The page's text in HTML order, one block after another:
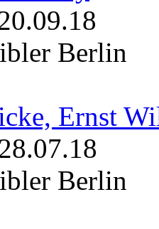
Berlin
Ernst
Berlin